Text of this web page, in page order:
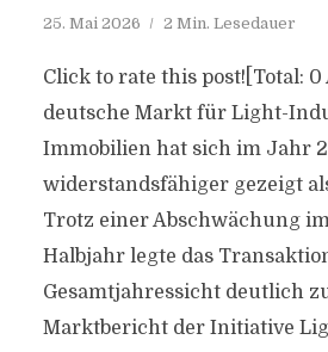
25. Mai 2026 2 Min. Lesedauer
Click to rate this post![Total: 0
deutsche Markt für Light-
Immobilien hat sich im Jahr
widerstandsfähiger gezeigt
Trotz einer Abschwächung
Halbjahr legte das
Gesamtjahressicht deutlich
Marktbericht der Initiative